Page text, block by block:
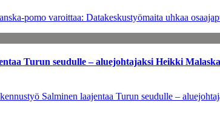
pomo varoittaa: Datakeskustyömaita uhkaa
Turun seudulle – aluejohtajaksi Heikki Malaska
Salminen laajentaa Turun seudulle –